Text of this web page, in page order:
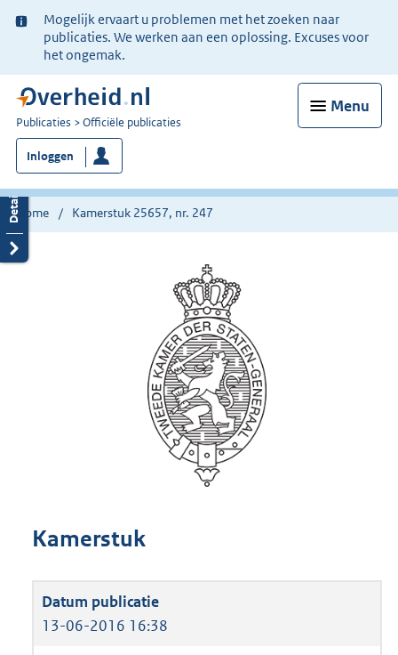
Ter
informatie:
Mogelijk ervaart u problemen met het zoeken naar
publicaties. We werken aan een oplossing. Excuses voor
het ongemak.
Menu
U
bent
nu
hier:
Publicaties Officiële publicaties
Inloggen
Home Kamerstuk 25657, nr. 247
Kamerstuk
13-06-2016 16:38